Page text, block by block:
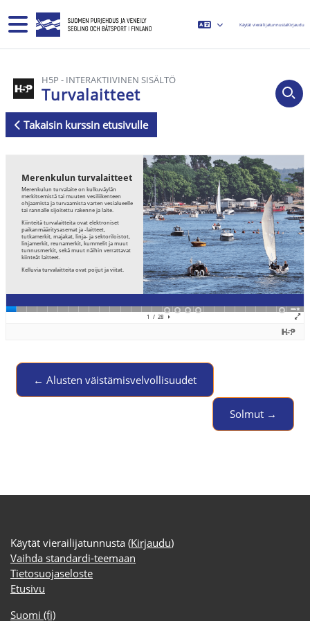
Sivupaneeli Käytät vierailijatunnustaKirjaudu
H5P - INTERAKTIIVINEN SISÄLTÖ
Turvalaitteet
Takaisin kurssin etusivulle
← Alusten väistämisvelvollisuudet
Solmut →
Käytät vierailijatunnusta (Kirjaudu)
Vaihda standardi-teemaan
Tietosuojaseloste
Etusivu
Suomi ‎(fi)‎